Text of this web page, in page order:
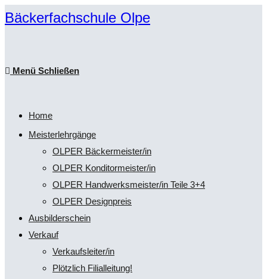
Zum
Bäckerfachschule Olpe
Menü Schließen
Home
Meisterlehrgänge
OLPER Bäckermeister/in
OLPER Konditormeister/in
OLPER Handwerksmeister/in Teile 3+4
OLPER Designpreis
Ausbilderschein
Verkauf
Verkaufsleiter/in
Plötzlich Filialleitung!